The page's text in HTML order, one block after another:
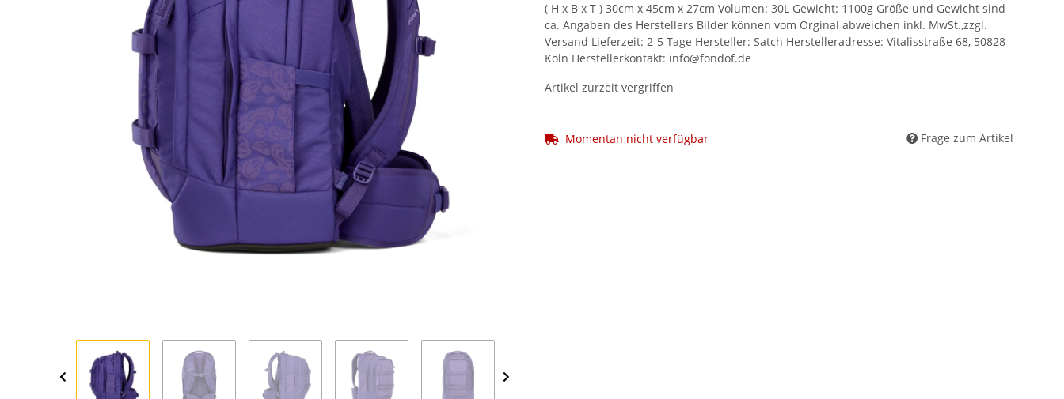
( H x B x T ) 30cm x 45cm x 27cm Volumen: 30L Gewicht: 1100g Größe und Gewicht sind
ca. Angaben des Herstellers Bilder können vom Orginal abweichen inkl. MwSt.,zzgl.
Versand Lieferzeit: 2-5 Tage Hersteller: Satch Herstelleradresse: Vitalisstraße 68, 50828
Köln Herstellerkontakt: info@fondof.de
Artikel zurzeit vergriffen
Momentan nicht verfügbar Frage zum Artikel